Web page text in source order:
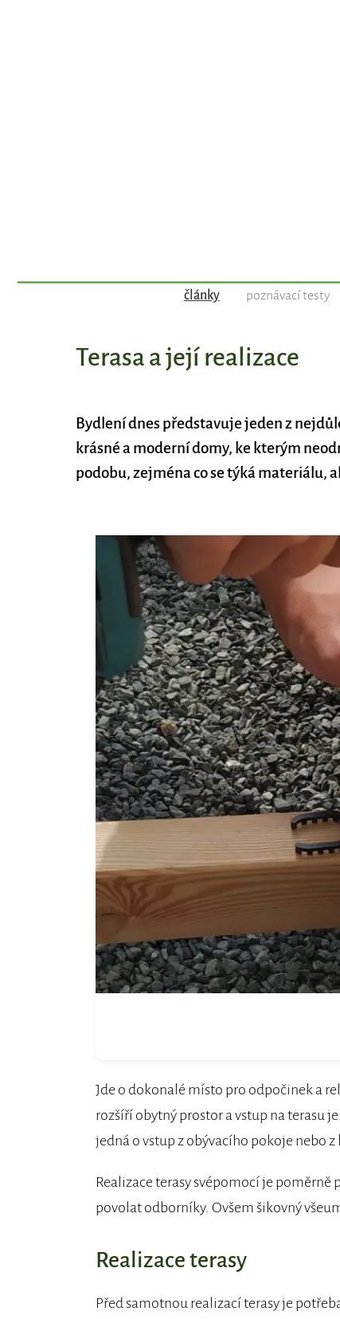
články poznávací testy
Terasa a její realizace
Bydlení dnes představuje jeden z
krásné a moderní domy, ke kterým
podobu, zejména co se týká materiálu,
Jde o dokonalé místo pro odpočinek a
rozšíří obytný prostor a vstup na terasu
jedná o vstup z obývacího pokoje nebo
Realizace terasy svépomocí je poměrně
povolat odborníky. Ovšem šikovný
Realizace terasy
Před samotnou realizací terasy je